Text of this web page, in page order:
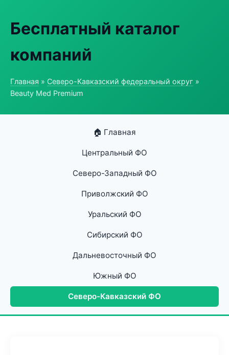
Бесплатный каталог
компаний
Главная » Северо-Кавказский федеральный округ »
Beauty Med Premium
🏠 Главная
Центральный ФО
Северо-Западный ФО
Приволжский ФО
Уральский ФО
Сибирский ФО
Дальневосточный ФО
Южный ФО
Северо-Кавказский ФО